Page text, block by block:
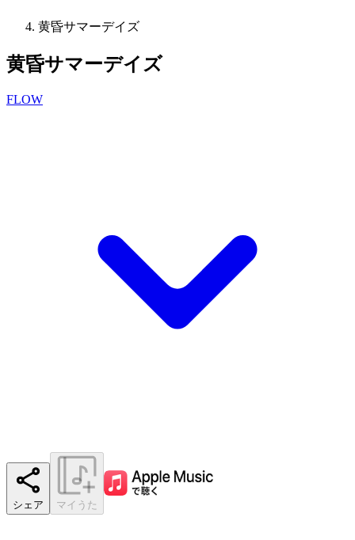
黄昏サマーデイズ
黄昏サマーデイズ
FLOW
シェア マイうた